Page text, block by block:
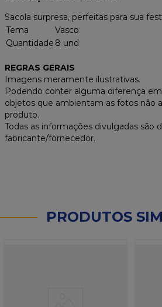
Sacola surpresa, perfeitas para sua
Tema
Vasco
Quantidade 8 und
REGRAS GERAIS
Imagens meramente ilustrativas.
Podendo conter alguma diferença
objetos que ambientam as fotos não
produto.
Todas as informações divulgadas são
fabricante/fornecedor.
PRODUTOS